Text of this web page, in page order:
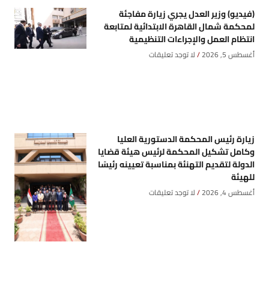
(فيديو) وزير العدل يجري زيارة مفاجئة
لمحكمة شمال القاهرة الابتدائية لمتابعة
انتظام العمل والإجراءات التنظيمية
أغسطس 5, 2026 لا توجد تعليقات
زيارة رئيس المحكمة الدستورية العليا
وكامل تشكيل المحكمة لرئيس هيئة قضايا
الدولة لتقديم التهنئة بمناسبة تعيينه رئيسًا
للهيئة
أغسطس 4, 2026 لا توجد تعليقات